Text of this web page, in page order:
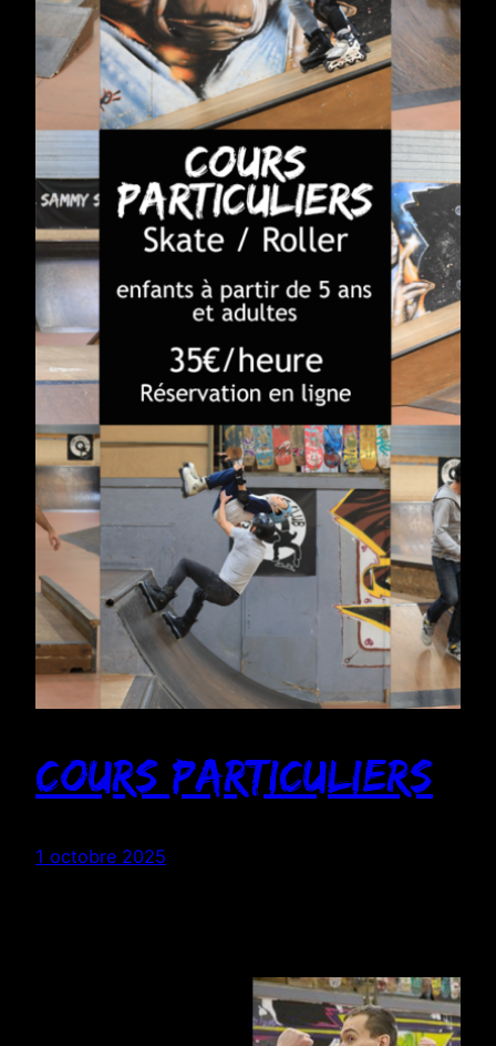
Cours particuliers
1 octobre 2025